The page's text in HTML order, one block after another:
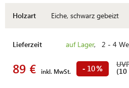
Holzart Eiche, schwarz gebeizt
Lieferzeit auf Lager, 2 - 4
89 € inkl. MwSt. - 10% (10